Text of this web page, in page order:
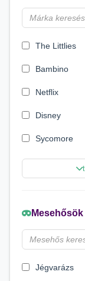
Make it Real
The Littlies
Bambino
Netflix
Disney
Sycomore
Marvel
Beauty World
Creative Line
Mesehősök
Jégvarázs